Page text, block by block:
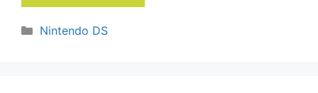
Kategorien
Nintendo DS